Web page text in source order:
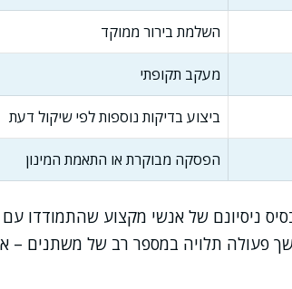
השלמת בירור ממוקד
מעקב תקופתי
ביצוע בדיקות נוספות לפי שיקול דעת
הפסקה מבוקרת או התאמת המינון
ניסיונם של אנשי מקצוע שהתמודדו
תלויה במספר רב של משתנים –